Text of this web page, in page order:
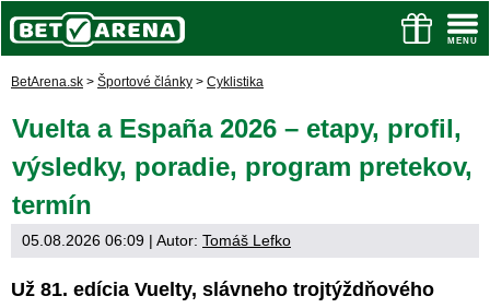
BetArena.sk > Športové články > Cyklistika
Vuelta a España 2026 – etapy, profil,
výsledky, poradie, program pretekov,
termín
05.08.2026 06:09 | Autor: Tomáš Lefko
Už 81. edícia Vuelty, slávneho trojtýždňového